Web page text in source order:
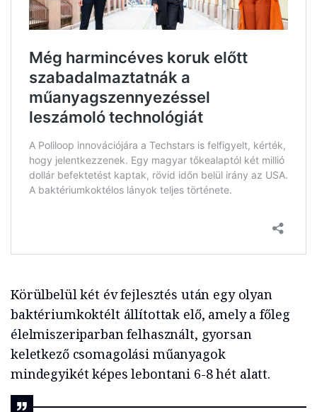
Körülbelül két év fejlesztés után egy olyan
baktériumkoktélt állítottak elő, amely a főleg
élelmiszeriparban felhasznált, gyorsan
keletkező csomagolási műanyagok
mindegyikét képes lebontani 6-8 hét alatt.